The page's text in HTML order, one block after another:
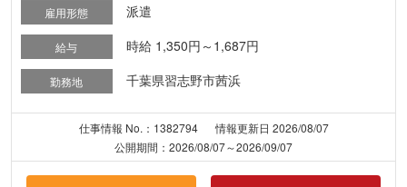
雇用形態 派遣
給与 時給 1,350円～1,687円
勤務地 千葉県習志野市茜浜
仕事情報 No.：1382794
情報更新日 2026/08/07
公開期間：2026/08/07～2026/09/07